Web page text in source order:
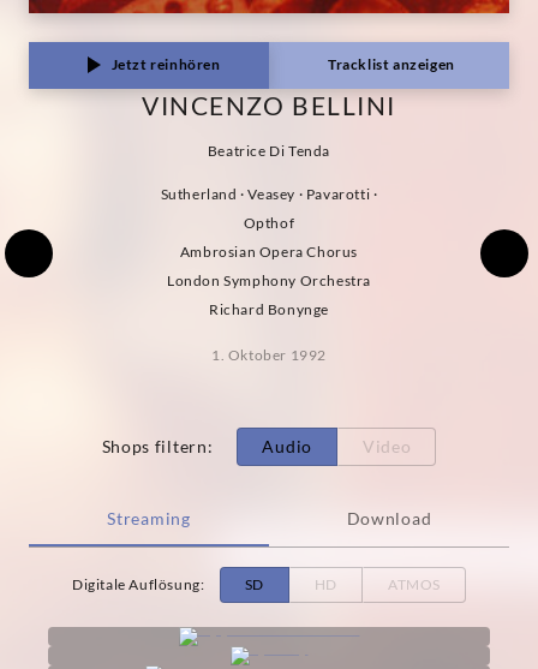
Jetzt reinhören Tracklist anzeigen
VINCENZO BELLINI
Beatrice Di Tenda
Sutherland · Veasey · Pavarotti ·
Opthof
Ambrosian Opera Chorus
London Symphony Orchestra
Richard Bonynge
1. Oktober 1992
Shops filtern: Audio Video
Streaming Download
Digitale Auflösung: SD HD ATMOS